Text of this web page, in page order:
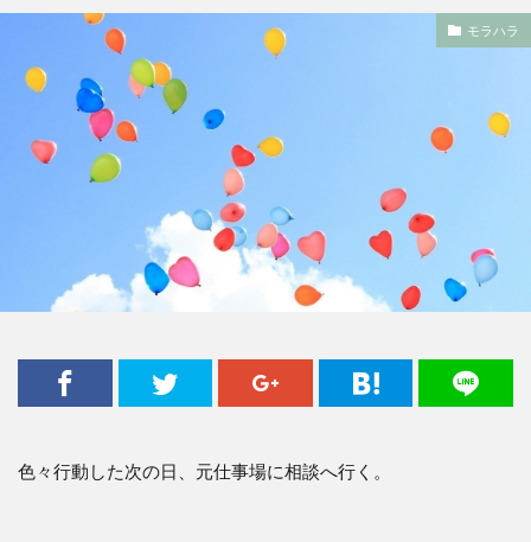
モラハラ
色々行動した次の日、元仕事場に相談へ行く。